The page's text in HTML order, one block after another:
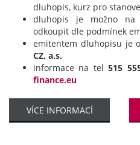
dluhopis, kurz pro
dluhopis je možno na
odkoupit dle podmínek
emitentem dluhopisu je
CZ, a.s.
informace na tel515
finance.eu
VÍCE INFORMACÍ